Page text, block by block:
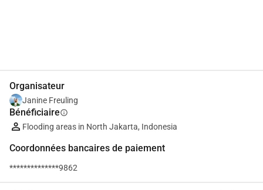
Organisateur
Janine Freuling
Bénéficiaireinfo
Flooding areas in North Jakarta, Indonesia
Coordonnées bancaires de paiement
**************9862